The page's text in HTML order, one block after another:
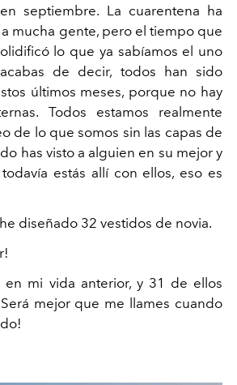
septiembre. La cuarentena ha
mucha gente, pero el tiempo que
lo que ya sabíamos el uno
de decir, todos han sido
últimos meses, porque no hay
Todos estamos realmente
de lo que somos sin las capas de
has visto a alguien en su mejor y
estás allí con ellos, eso es
he diseñado 32 vestidos de novia.
en mi vida anterior, y 31 de ellos
mejor que me llames cuando